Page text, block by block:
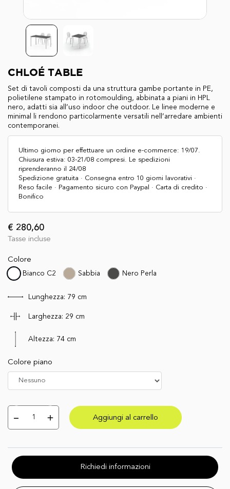
CHLOÉ TABLE
Set di tavoli composti da una struttura gambe portante in PE,
polietilene stampato in rotomoulding, abbinata a piani in HPL
nero, adatti sia all’uso indoor che outdoor. Le linee moderne e
minimal li rendono particolarmente versatili nell’arredare ambienti
contemporanei.
Ultimo giorno per effettuare un ordine e-commerce: 19/07.
Chiusura estiva: 03-21/08 compresi. Le spedizioni
riprenderanno il 24/08
Spedizione gratuita · Consegna entro 10 giorni lavorativi ·
Reso facile · Pagamento sicuro con Paypal · Carta di credito ·
Bonifico
€ 280,60
Tasse incluse
Colore
Bianco C2 Sabbia Nero Perla
Lunghezza: 79 cm
Larghezza: 29 cm
Altezza: 74cm
Colore piano
Aggiungi al carrello
Richiedi informazioni